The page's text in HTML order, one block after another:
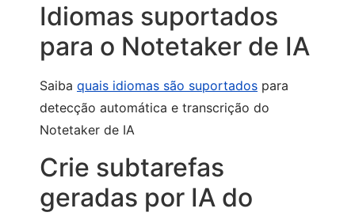
Idiomas suportados
para o Notetaker de IA
Saiba quais idiomas são suportados para
detecção automática e transcrição do
Notetaker de IA
Crie subtarefas
geradas por IA do